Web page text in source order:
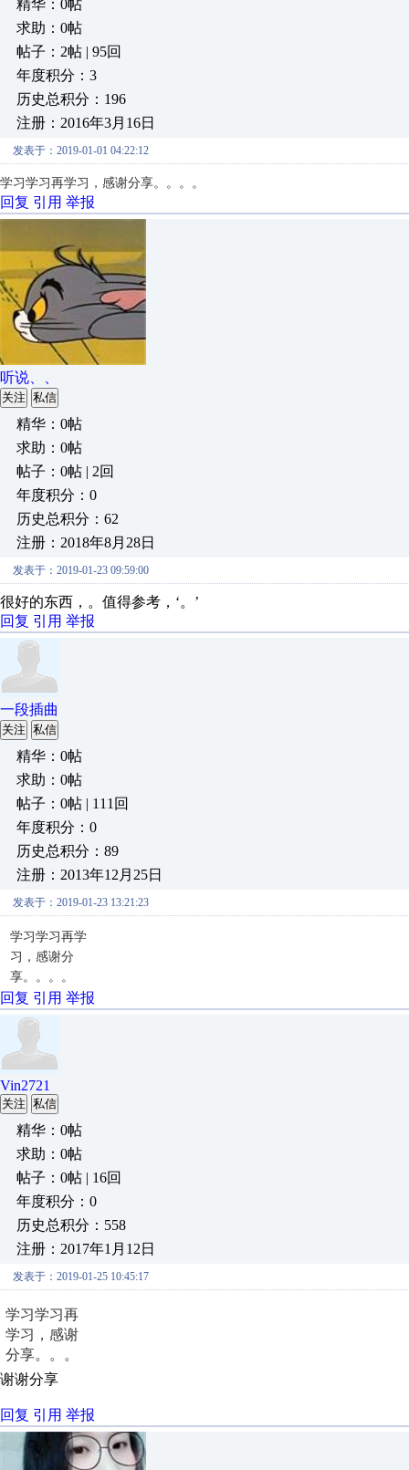
精华：0帖
求助：0帖
帖子：2帖 | 95回
年度积分：3
历史总积分：196
注册：2016年3月16日
发表于：2019-01-01 04:22:12
学习学习再学习，感谢分享。。。。
回复 引用 举报
听说、、
关注 私信
精华：0帖
求助：0帖
帖子：0帖 | 2回
年度积分：0
历史总积分：62
注册：2018年8月28日
发表于：2019-01-23 09:59:00
很好的东西，。值得参考，‘。’
回复 引用 举报
一段插曲
关注 私信
精华：0帖
求助：0帖
帖子：0帖 | 111回
年度积分：0
历史总积分：89
注册：2013年12月25日
发表于：2019-01-23 13:21:23
学习学习再学
习，感谢分
享。。。。
回复 引用 举报
Vin2721
关注 私信
精华：0帖
求助：0帖
帖子：0帖 | 16回
年度积分：0
历史总积分：558
注册：2017年1月12日
发表于：2019-01-25 10:45:17
学习学习再
学习，感谢
分享。。。
谢谢分享
回复 引用 举报